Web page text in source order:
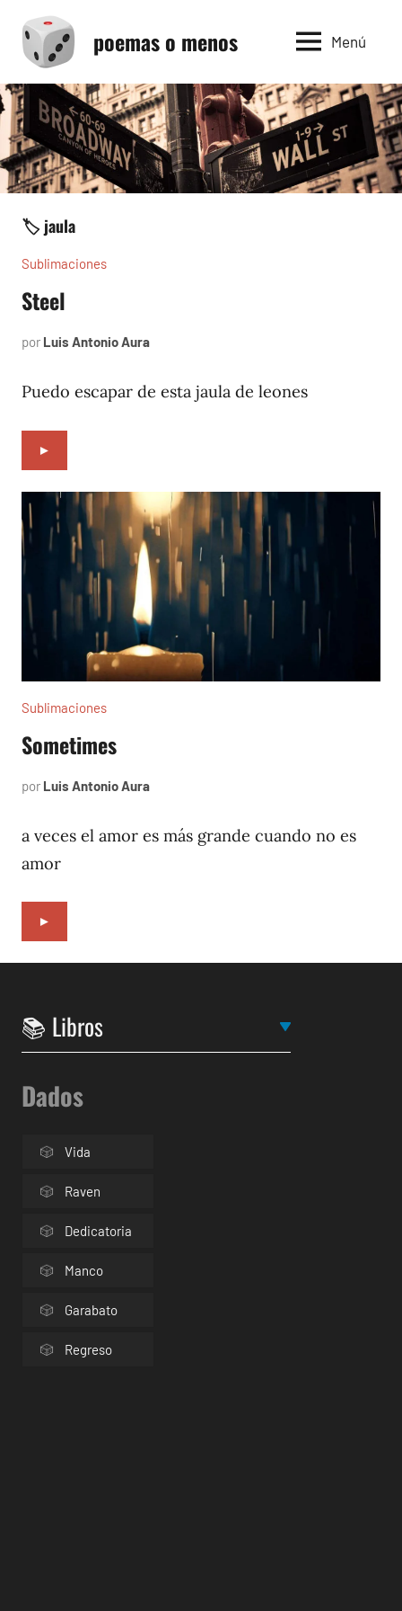
contenido
poemas o menos Menú
🏷️ jaula
Sublimaciones
Steel
por Luis Antonio Aura
2023
Puedo escapar de esta jaula de leones
►
Sublimaciones
Sometimes
por Luis Antonio Aura
2022
a veces el amor es más grande cuando no es
amor
►
Dados
Vida
Raven
Dedicatoria
Manco
Garabato
Regreso